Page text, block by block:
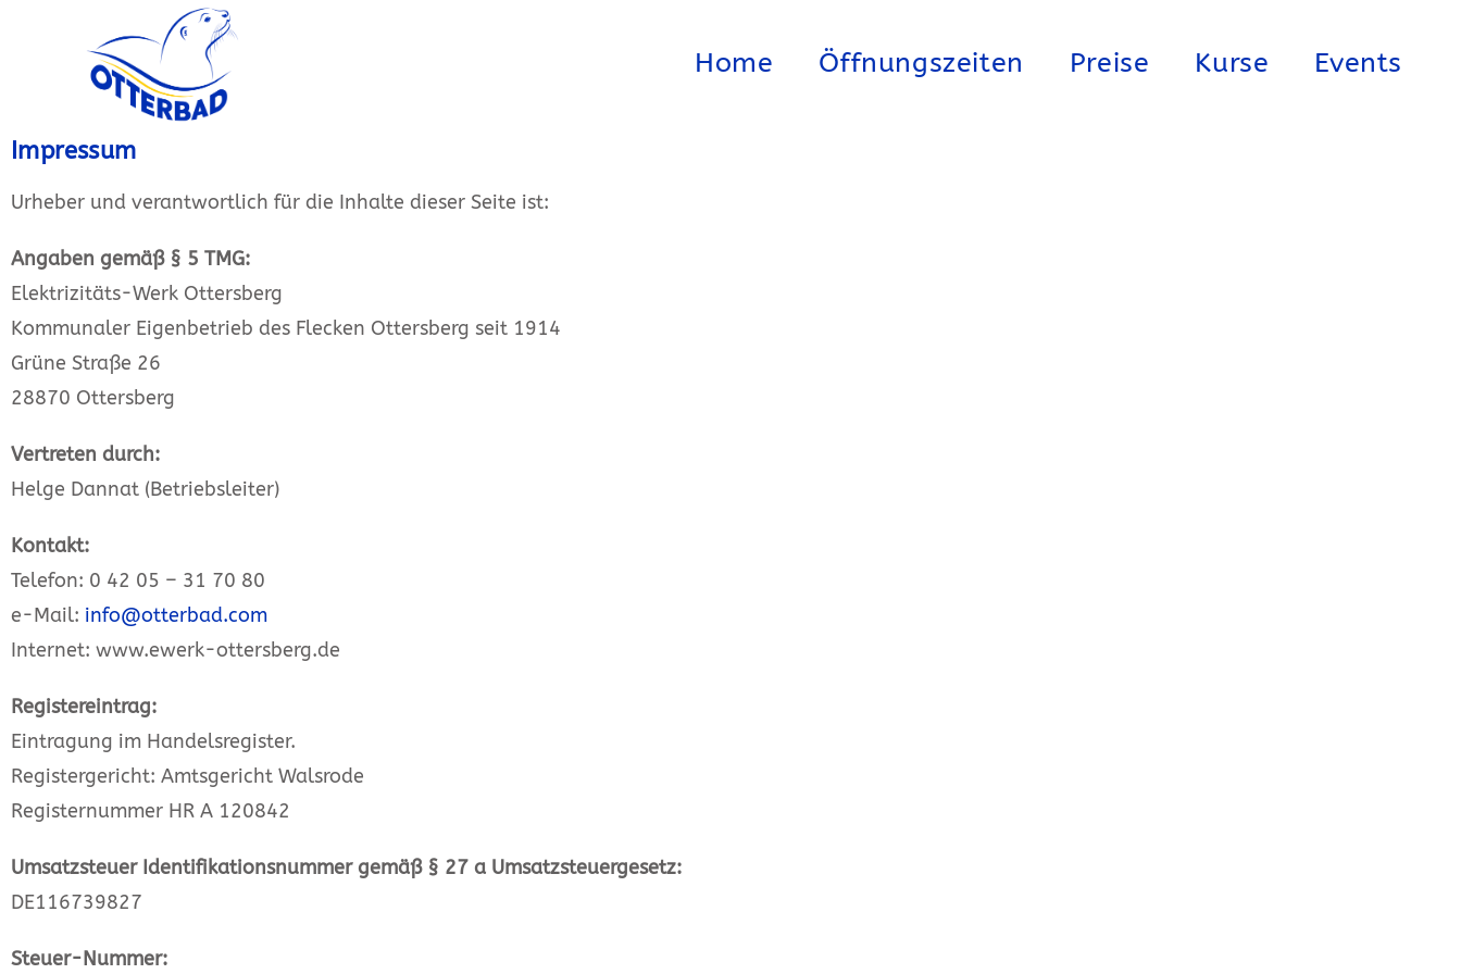
Home Öffnungszeiten Preise Kurse Events
Impressum
Urheber und verantwortlich für die Inhalte dieser Seite ist:
Angaben gemäß § 5 TMG:
Elektrizitäts-Werk Ottersberg
Kommunaler Eigenbetrieb des Flecken Ottersberg seit 1914
Grüne Straße 26
28870 Ottersberg
Vertreten durch:
Helge Dannat (Betriebsleiter)
Kontakt:
Telefon: 0 42 05 – 31 70 80
e-Mail: info@otterbad.com
Internet: www.ewerk-ottersberg.de
Registereintrag:
Eintragung im Handelsregister.
Registergericht: Amtsgericht Walsrode
Registernummer HR A 120842
Umsatzsteuer Identifikationsnummer gemäß § 27 a Umsatzsteuergesetz:
DE116739827
Steuer-Nummer: